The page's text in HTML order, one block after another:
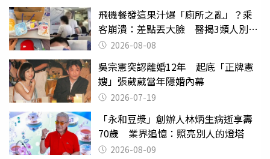
飛機餐發這果汁爆「廁所之亂」？乘
客崩潰：差點丟大臉 醫揭3類人別亂
喝 2026-08-08
吳宗憲突認離婚12年 起底「正牌憲
嫂」張葳葳當年隱婚內幕
2026-07-19
「永和豆漿」創辦人林炳生病逝享壽
70歲 業界追憶：照亮別人的燈塔
2026-08-09